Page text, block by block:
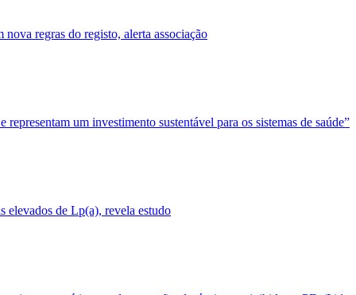
regras do registo, alerta associação
um investimento sustentável para os sistemas de saúde”
elevados de Lp(a), revela estudo